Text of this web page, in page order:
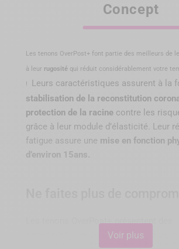
Concept
Les tenons OverPost+ font partie des meilleurs de
à leur rugositéqui réduit considérablement votre
!
Leurs caractéristiques assurent à la
stabilisation de la reconstitution
protection de la racinecontre les
grâce à leur module d’élasticité. Leur
fatigue assure une mise en fonction
d’environ 15ans.
Les tenons OverPost+ présentent des
caractéristiques améliorées, en
Voir plus